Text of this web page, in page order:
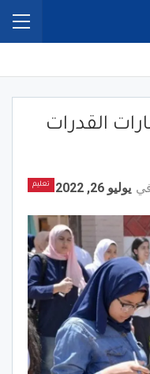
القدرات
تعليم يوليو 26, 2022